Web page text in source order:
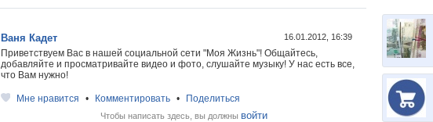
16.01.2012, 16:39
Ваня Кадет
Приветствуем Вас в нашей социальной сети "Моя Жизнь"! Общайтесь,
добавляйте и просматривайте видео и фото, слушайте музыку! У нас есть все,
что Вам нужно!
Мне нравится • Комментировать • Поделиться
Чтобы написать здесь, вы должны войти